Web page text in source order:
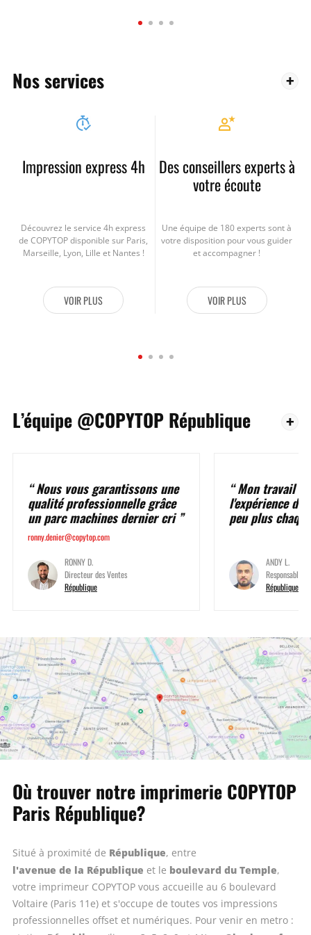
Parmi les moyens mis à votre disposition, l’équipe de
objets publicitaires aux pochettes à rabats personnalisées.
Nos services
Impression express 4h
Découvrez le service 4h express
de COPYTOP disponible sur Paris,
Marseille, Lyon, Lille et Nantes !
VOIR PLUS
Des conseillers experts à
votre écoute
Une équipe de 180 experts sont à
votre disposition pour vous guider
et accompagner !
VOIR PLUS
L’équipe @COPYTOP République
Nous vous garantissons une
qualité professionnelle grâce
un parc machines dernier cri
ronny.denier@copytop.com
RONNY D.
Directeur des Ventes
République
Mon travail
l'expérience
peu plus
ANDY L.
Responsable
République
Où trouver notre imprimerie COPYTOP
Paris République?
Situé à proximité de République, entre
l'avenue de la République et le boulevard du Temple,
votre imprimeur COPYTOP vous accueille au 6 boulevard
Voltaire (Paris 11e) et s'occupe de toutes vos impressions
professionnelles offset et numériques. Pour venir en metro :